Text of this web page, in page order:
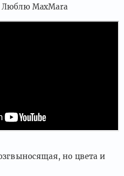
Люблю MaxMara
но цвета и